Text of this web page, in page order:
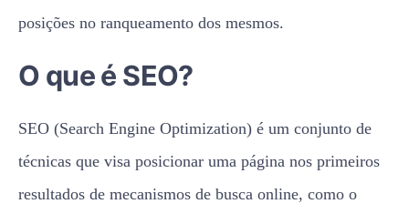
posições no ranqueamento dos mesmos.
O que é SEO?
SEO (Search Engine Optimization) é um conjunto de
técnicas que visa posicionar uma página nos primeiros
resultados de mecanismos de busca online, como o